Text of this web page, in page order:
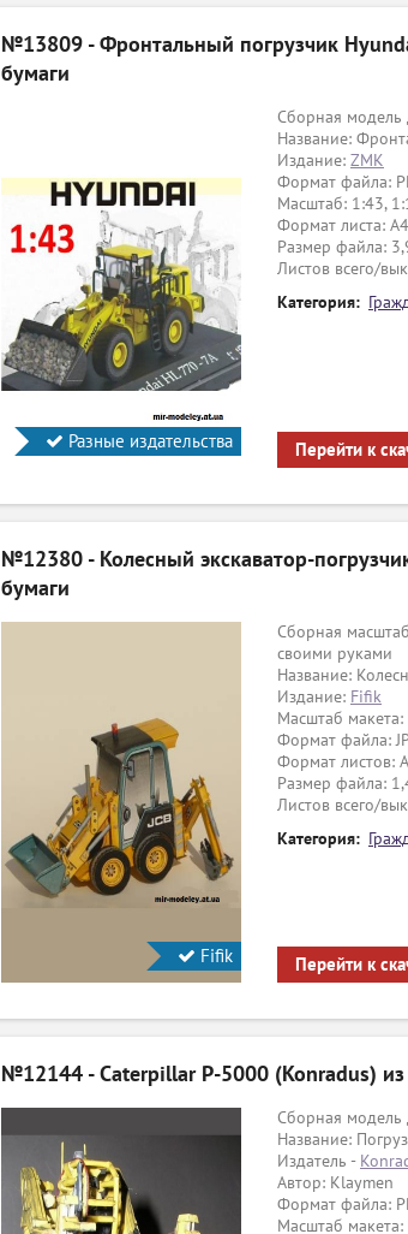
№13809 - Фронтальный погрузчик
бумаги
Разные издательства
Сборная модель
Название:
Издание: ZMK
Формат файла:
Масштаб: 1:43,
Формат листа: А4
Размер файла:
Листов всего/
Категория:
Перейти к
№12380 - Колесный экскаватор-
бумаги
Fifik
Сборная
своими руками
Название:
Издание: Fifik
Масштаб макета:
Формат файла:
Формат листов:
Размер файла:
Листов всего/
Категория:
Перейти к
№12144 - Caterpillar P-5000 (Konradus) из
Сборная модель
Название:
Издатель -
Автор: Klaymen
Формат файла:
Масштаб макета: